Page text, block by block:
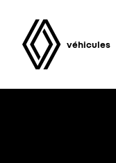
véhicules